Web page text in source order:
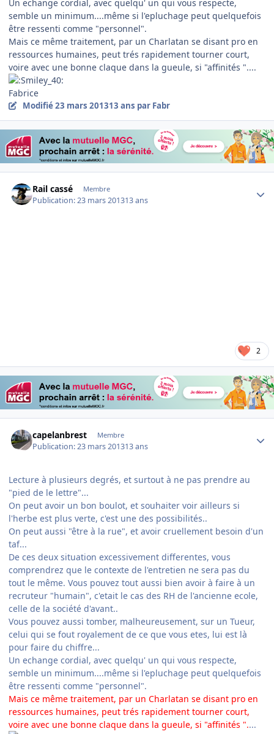
Un echange cordial, avec quelqu' un qui vous respecte,
semble un minimum....même si l'epluchage peut quelquefois
être ressenti comme "personnel".
Mais ce même traitement, par un Charlatan se disant pro en
ressources humaines, peut trés rapidement tourner court,
voire avec une bonne claque dans la gueule, si "affinités "....
Fabrice
Modifié23 mars 201313 ans par Fabr
Rail cassé Membre
Publication:23 mars 201313 ans
2
capelanbrest Membre
Publication:23 mars 201313 ans
Lecture à plusieurs degrés, et surtout à ne pas prendre au
"pied de le lettre"...
On peut avoir un bon boulot, et souhaiter voir ailleurs si
l'herbe est plus verte, c'est une des possibilités..
On peut aussi "être à la rue", et avoir cruellement besoin d'un
taf...
De ces deux situation excessivement differentes, vous
comprendrez que le contexte de l'entretien ne sera pas du
tout le même. Vous pouvez tout aussi bien avoir à faire à un
recruteur "humain", c'etait le cas des RH de l'ancienne ecole,
celle de la société d'avant..
Vous pouvez aussi tomber, malheureusement, sur un Tueur,
celui qui se fout royalement de ce que vous etes, lui est là
pour faire du chiffre...
Un echange cordial, avec quelqu' un qui vous respecte,
semble un minimum....même si l'epluchage peut quelquefois
être ressenti comme "personnel".
Mais ce même traitement, par un Charlatan se disant pro en
ressources humaines, peut trés rapidement tourner court,
voire avec une bonne claque dans la gueule, si "affinités "....